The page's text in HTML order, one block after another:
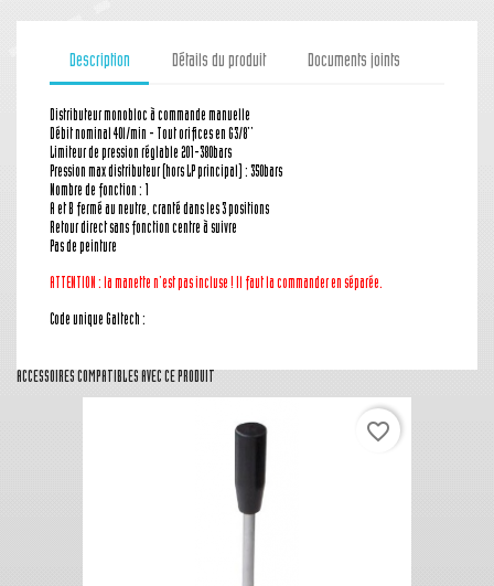
Description Détails du produit Documents joints
Distributeur monobloc à commande manuelle
Débit nominal 40l/min - Tout orifices en G3/8''
Limiteur de pression réglable 201-380bars
Pression max distributeur (hors LP principal) : 350bars
Nombre de fonction : 1
A et B fermé au neutre, cranté dans les 3 positions
Retour direct sans fonction centre à suivre
Pas de peinture
ATTENTION : la manette n'est pas incluse ! Il faut la commander en séparée.
Code unique Galtech :
ACCESSOIRES COMPATIBLES AVEC CE PRODUIT
favorite_border